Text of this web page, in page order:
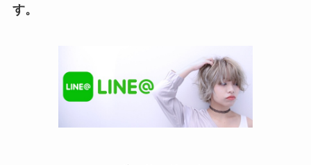
す。